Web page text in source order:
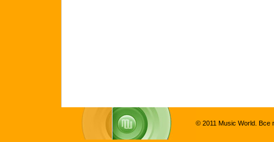
© 2011 Music World. Все